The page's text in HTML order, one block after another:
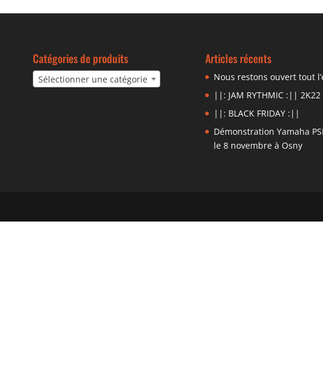
Catégories de produits
Sélectionner une catégorie
Articles récents
Nous restons ouvert tout
||: JAM RYTHMIC :|| 2K22
||: BLACK FRIDAY :||
Démonstration Yamaha
le 8 novembre à Osny